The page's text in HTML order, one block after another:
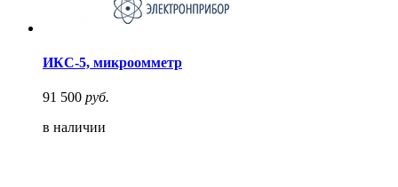
ИКС-5, микроомметр
91 500 руб.
в наличии